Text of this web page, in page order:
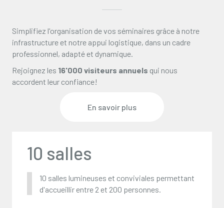
Simplifiez l'organisation de vos séminaires grâce à notre
infrastructure et notre appui logistique, dans un cadre
professionnel, adapté et dynamique.
Rejoignez les 16'000 visiteurs annuels qui nous
accordent leur confiance!
En savoir plus
10 salles
10 salles lumineuses et conviviales permettant
d'accueillir entre 2 et 200 personnes.